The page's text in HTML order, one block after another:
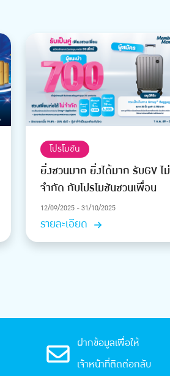
โปรโมชัน
ยิ่งชวนมาก ยิ่งได้มาก รับGV ไม่
จำกัด กับโปรโมชันชวนเพื่อน
12/09/2025 - 31/10/2025
รายละเอียด
ฝากข้อมูลเพื่อให้
เจ้าหน้าที่ติดต่อกลับ